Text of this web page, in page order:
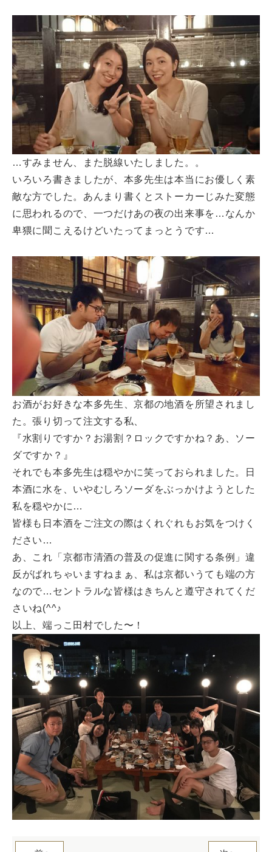
…すみません、また脱線いたしました。。
いろいろ書きましたが、本多先生は本当にお優しく素
敵な方でした。あんまり書くとストーカーじみた変態
に思われるので、一つだけあの夜の出来事を…なんか
卑猥に聞こえるけどいたってまっとうです…
お酒がお好きな本多先生、京都の地酒を所望されまし
た。張り切って注文する私、
『水割りですか？お湯割？ロックですかね？あ、ソー
ダですか？』
それでも本多先生は穏やかに笑っておられました。日
本酒に水を、いやむしろソーダをぶっかけようとした
私を穏やかに…
皆様も日本酒をご注文の際はくれぐれもお気をつけく
ださい…
あ、これ「京都市清酒の普及の促進に関する条例」違
反がばれちゃいますねまぁ、私は京都いうても端の方
なので…セントラルな皆様はきちんと遵守されてくだ
さいね(^^♪
以上、端っこ田村でした〜！